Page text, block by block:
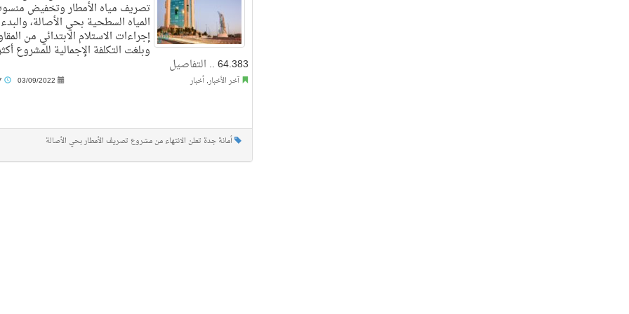
تصريف مياه الأمطار وتخفيض
المياه السطحية بحي الأصالة،
إجراءات الاستلام الابتدائي من
وبلغت التكلفة الإجمالية للمشروع
64.383 .. التفاصيل
آخر الأخبار,أخبار 03/09/2022
أمانة جدة تعلن الانتهاء من مشروع تصريف الأمطار بحي الأصالة